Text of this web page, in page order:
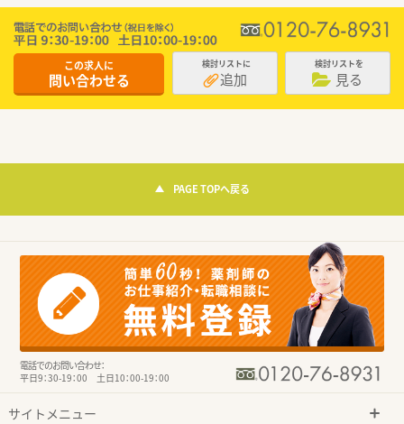
この求人に
問い合わせる
検討リストに
追加
検討リストを
見る
PAGE TOPへ戻る
電話でのお問い合わせ：
平日9：30-19：00 土日10：00-19：00
サイトメニュー